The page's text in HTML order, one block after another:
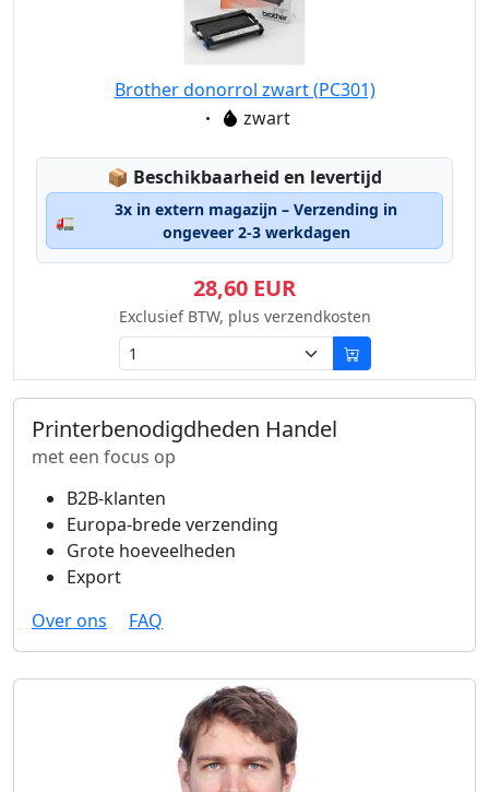
Brother donorrol zwart (PC301)
Eigenschaft:
zwart
📦 Lagerstatus:
Beschikbaarheid en levertijd
🚛
3x in extern magazijn – Verzending in
ongeveer 2-3 werkdagen
28,60 EUR
Exclusief BTW, plus verzendkosten
Printerbenodigdheden Handel
met een focus op
B2B-klanten
Europa-brede verzending
Grote hoeveelheden
Export
Over ons
FAQ